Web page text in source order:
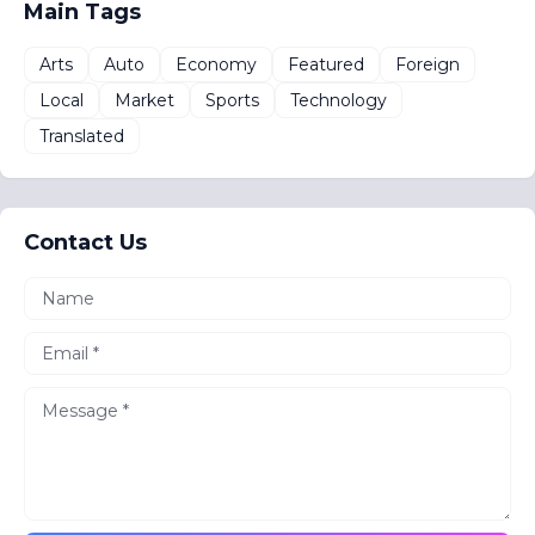
Main Tags
Arts Auto Economy Featured
Foreign
Local
Market Sports
Technology
Translated
Contact Us